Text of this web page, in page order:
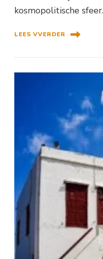
kosmopolitische
LEES VVERDER